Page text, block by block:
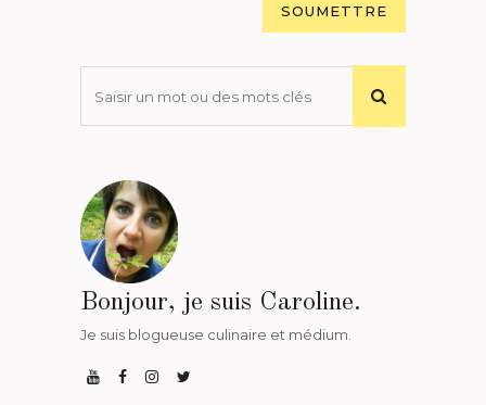
Bonjour, je suis Caroline.
Je suis blogueuse culinaire et médium.